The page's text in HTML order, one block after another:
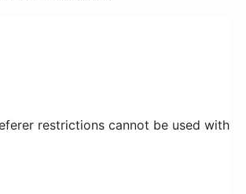
restrictions cannot be used with